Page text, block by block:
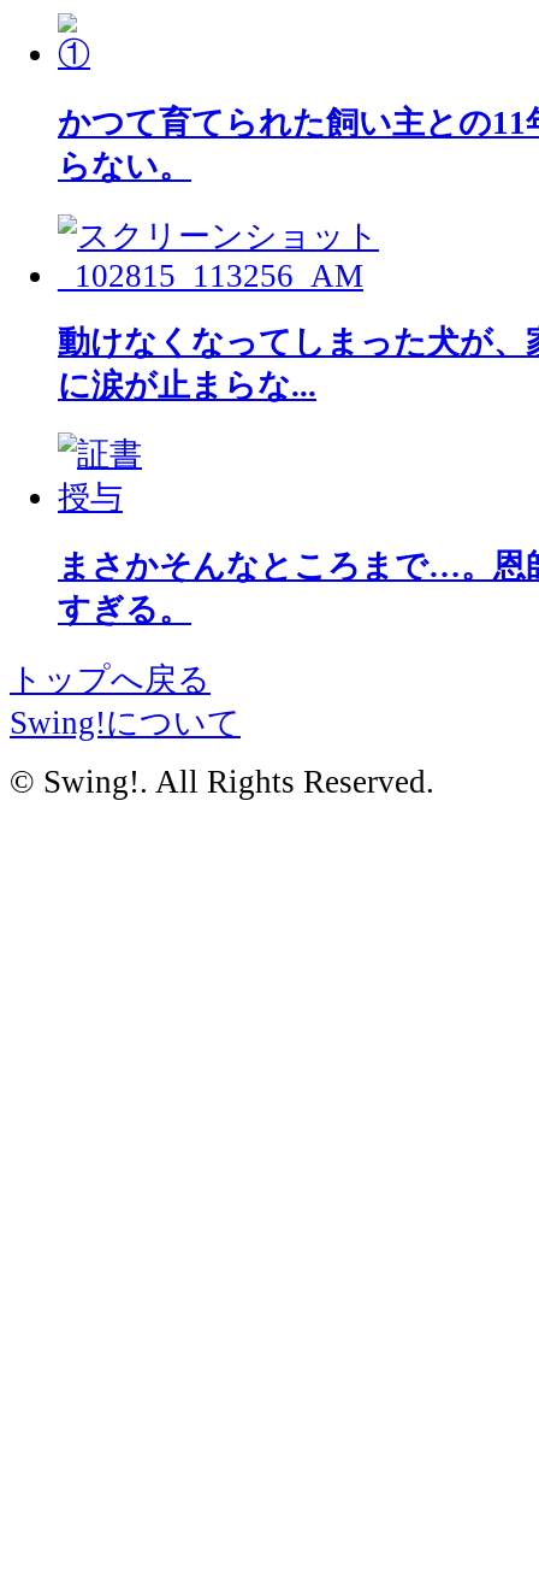
かつて育てられた飼い主との
らない。
動けなくなってしまった犬が
に涙が止まらな...
まさかそんなところまで…。恩
すぎる。
トップへ戻る
Swing!について
© Swing!. All Rights Reserved.